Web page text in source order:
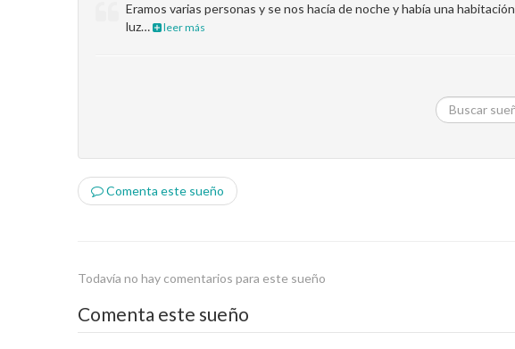
Eramos varias personas y se nos hacía de noche y había una
luz…
leer más
Comenta este sueño
Todavía no hay comentarios para este sueño
Comenta este sueño